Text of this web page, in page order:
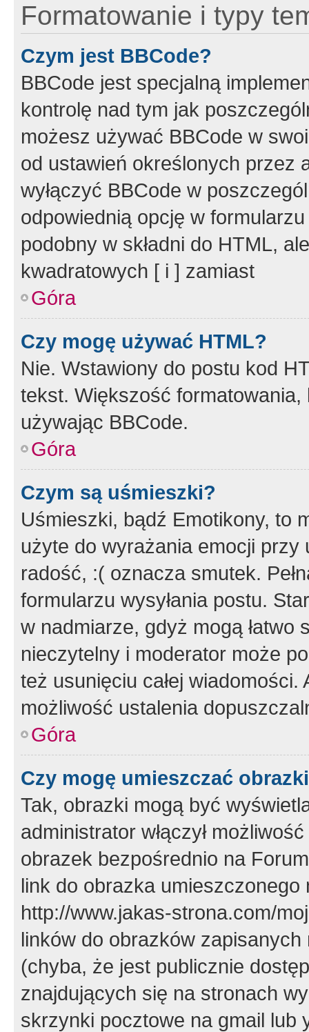
Formatowanie i typy
Czym jest BBCode?
BBCode jest specjalną
kontrolę nad tym jak
możesz używać BBCode w
od ustawień określonych przez
wyłączyć BBCode w
odpowiednią opcję w
podobny w składni do HTML,
kwadratowych [ i ] zamiast
Góra
Czy mogę używać HTML?
Nie. Wstawiony do postu kod
tekst. Większość
używając BBCode.
Góra
Czym są uśmieszki?
Uśmieszki, bądź Emotikony, to
użyte do wyrażania emocji
radość, :( oznacza smutek.
formularzu wysyłania postu.
w nadmiarze, gdyż mogą
nieczytelny i moderator może
też usunięciu całej
możliwość ustalenia
Góra
Czy mogę umieszczać
Tak, obrazki mogą być
administrator włączył
obrazek bezpośrednio na
link do obrazka
http://www.jakas-strona.com/
linków do obrazków
(chyba, że jest publicznie
znajdujących się na stronach
skrzynki pocztowe na gmail lub